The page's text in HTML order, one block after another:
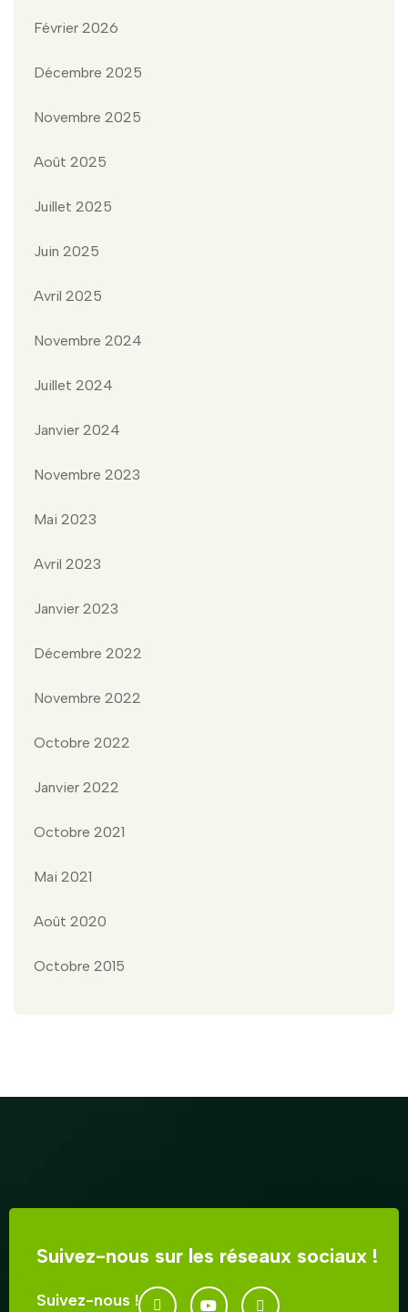
Février 2026
Décembre 2025
Novembre 2025
Août 2025
Juillet 2025
Juin 2025
Avril 2025
Novembre 2024
Juillet 2024
Janvier 2024
Novembre 2023
Mai 2023
Avril 2023
Janvier 2023
Décembre 2022
Novembre 2022
Octobre 2022
Janvier 2022
Octobre 2021
Mai 2021
Août 2020
Octobre 2015
Suivez-nous sur les réseaux sociaux !
Suivez-nous !